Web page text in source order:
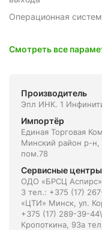
Операционная
Смотреть все
Производитель
Эпл ИНК. 1
Импортёр
Единая Торговая
Минский район р-
пом.78
Сервисные центры
ОДО «БРСЦ Аспирс»
3 тел.: +375 (17)
«ЦТИ» Минск, ул.
+375 (17) 289-39-
Кропоткина, 93а